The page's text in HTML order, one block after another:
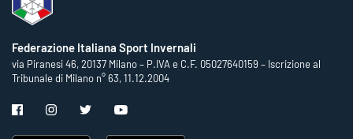
Federazione Italiana Sport Invernali
via Piranesi 46, 20137 Milano – P.IVA e C.F. 05027640159 – Iscrizione al
Tribunale di Milano n° 63, 11.12.2004